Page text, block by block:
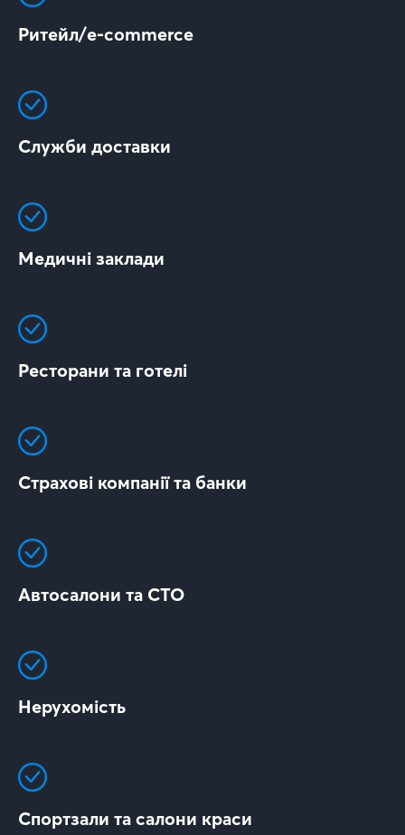
Ритейл/e-commerce
Служби доставки
Медичні заклади
Ресторани та готелі
Страхові компанії та банки
Автосалони та СТО
Нерухомість
Спортзали та салони краси